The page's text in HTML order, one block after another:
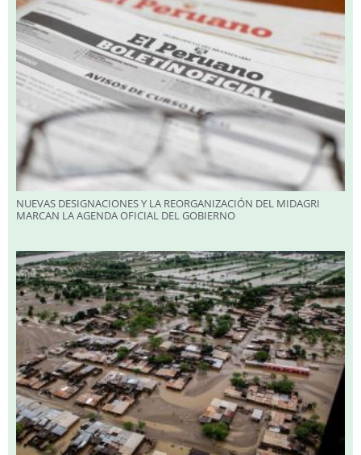
NUEVAS DESIGNACIONES Y LA REORGANIZACIÓN DEL MIDAGRI
MARCAN LA AGENDA OFICIAL DEL GOBIERNO